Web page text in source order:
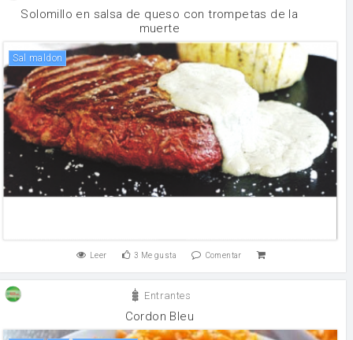
Solomillo en salsa de queso con trompetas de la
muerte
sal maldon
Leer 3 Me gusta Comentar
Entrantes
Cordon Bleu